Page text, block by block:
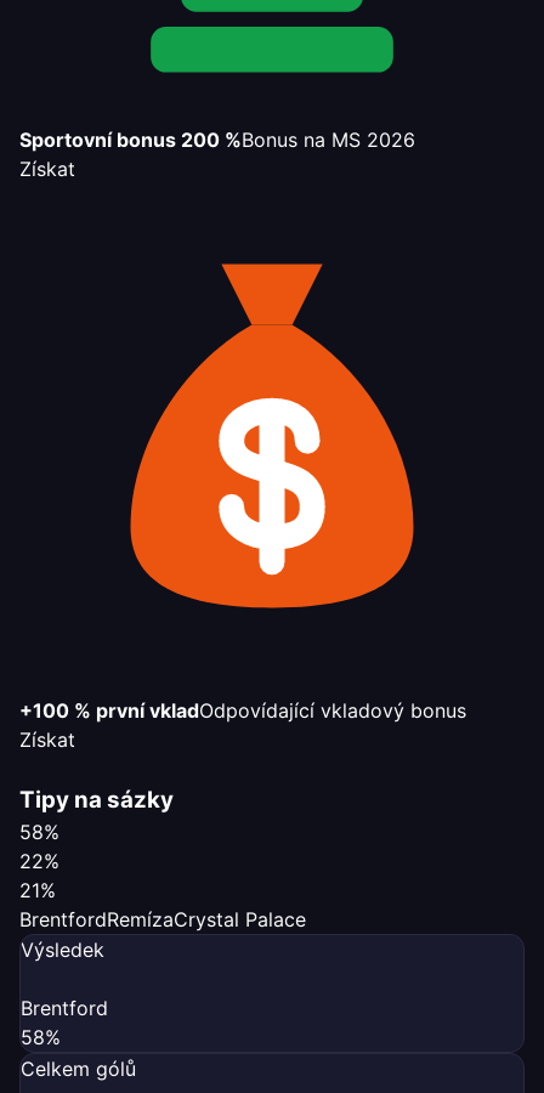
Sportovní bonus 200 %Bonus na MS 2026
Získat
+100 % první vkladOdpovídající vkladový bonus
Získat
Tipy na sázky
58%
22%
21%
BrentfordRemízaCrystal Palace
Výsledek
Brentford
58%
Celkem gólů